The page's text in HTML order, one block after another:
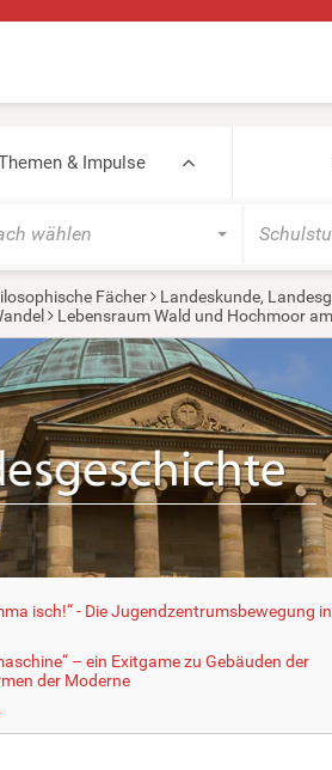
& Impulse
wählen
Fächer Landeskunde,
Lebensraum Wald und Hochmoor
isch!“ - Die Jugendzentrumsbewegung
– ein Exitgame zu Gebäuden der
der Moderne